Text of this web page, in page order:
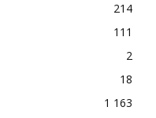
214
111
2
18
1 163